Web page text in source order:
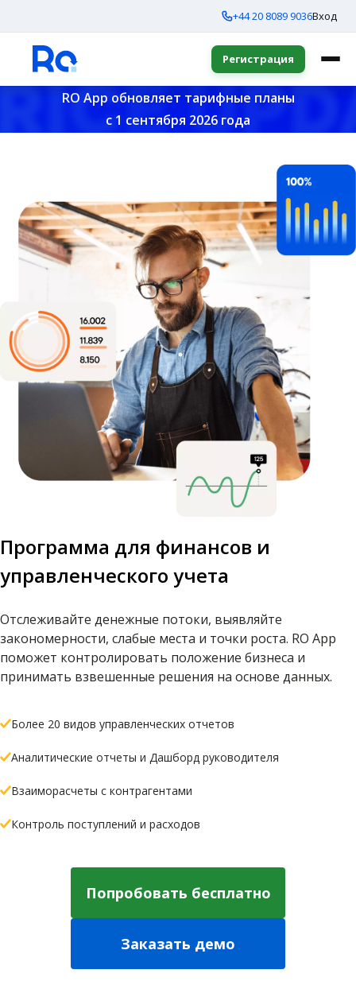
+44 20 8089 9036Вход
Регистрация
RO App обновляет тарифные планы
с 1 сентября 2026 года
Программа для финансов и
управленческого учета
Отслеживайте денежные потоки, выявляйте
закономерности, слабые места и точки роста. RO App
поможет контролировать положение бизнеса и
принимать взвешенные решения на основе данных.
Более 20 видов управленческих отчетов
Аналитические отчеты и Дашборд руководителя
Взаиморасчеты с контрагентами
Контроль поступлений и расходов
Попробовать бесплатно
Заказать демо